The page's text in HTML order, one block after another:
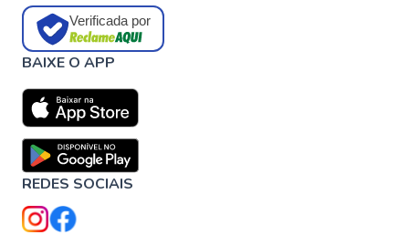
Verificada por
BAIXE O APP
REDES SOCIAIS